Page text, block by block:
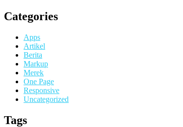
Categories
Apps
Artikel
Berita
Markup
Merek
One Page
Responsive
Uncategorized
Tags